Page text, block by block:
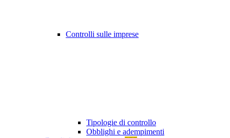
Controlli sulle imprese
Tipologie di controllo
Obblighi e adempimenti